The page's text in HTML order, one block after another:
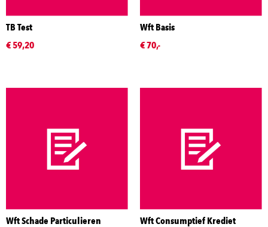
TB Test
€ 59,20
Wft Basis
€ 70,-
Wft Schade Particulieren
Wft Consumptief Krediet